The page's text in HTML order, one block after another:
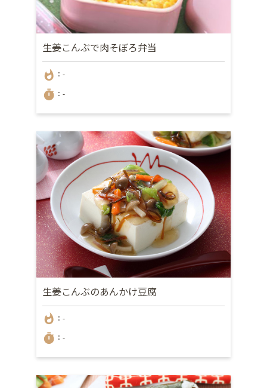
生姜こんぶで肉そぼろ弁当
whatshot ：-
timer ：-
生姜こんぶのあんかけ豆腐
whatshot ：-
timer ：-